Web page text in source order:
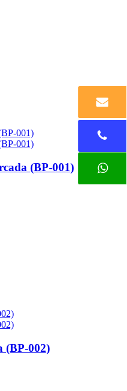
(BP-001)
(BP-002)